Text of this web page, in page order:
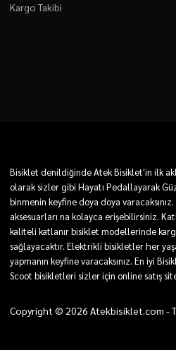
Kargo Takibi
Bisiklet denildiğinde Atek Bisiklet'in ilk
olarak sizler gibi Hayatı Pedallayarak
binmenin keyfine doya doya
aksesuarları na kolayca erişebilirsiniz.
kaliteli katlanır bisiklet modellerinde
sağlayacaktır. Elektrikli bisikletler her
yapmanın keyfine varacaksınız. En iyi
Scoot bisikletleri sizler için online satış
Copyright © 2026 Atekbisiklet.com -